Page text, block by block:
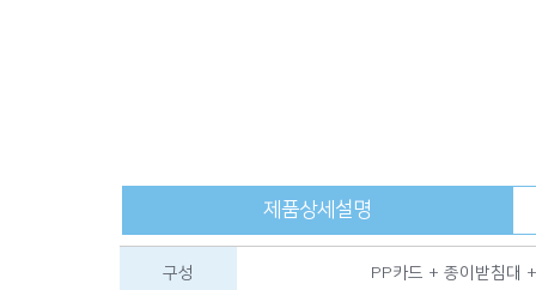
제품상세설명
구성 PP카드 + 종이받침대